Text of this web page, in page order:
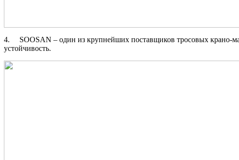
4. SOOSAN – один из крупнейших поставщиков тросовых крано-
устойчивость.